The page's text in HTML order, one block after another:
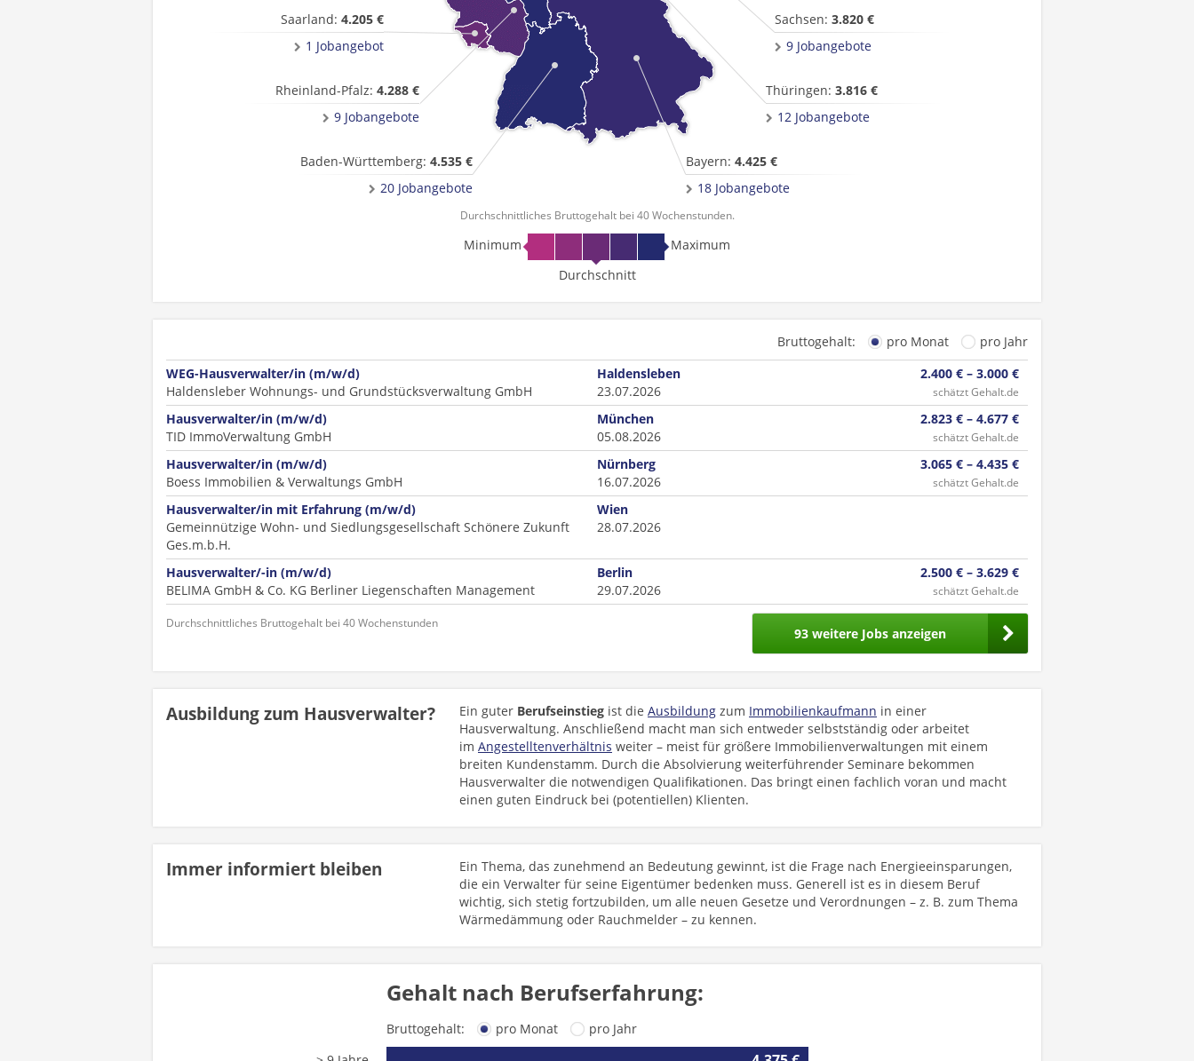
Baden-Württemberg: 4.535 €
20 Jobangebote
Bayern: 4.425 €
18 Jobangebote
Rheinland-Pfalz: 4.288 €
9 Jobangebote
Saarland: 4.205 €
1 Jobangebot
Sachsen: 3.820 €
9 Jobangebote
Thüringen: 3.816 €
12 Jobangebote
Durchschnittliches Bruttogehalt bei 40 Wochenstunden.
Minimum
Maximum
Durchschnitt
Bruttogehalt: pro Monat
pro Jahr
WEG-Hausverwalter/in (m/w/d)
Haldensleber Wohnungs- und Grundstücksverwaltung GmbH
Haldensleben
23.07.2026
2.400 € – 3.000 €
schätzt Gehalt.de
Hausverwalter/in (m/w/d)
TID ImmoVerwaltung GmbH
München
05.08.2026
2.823 € – 4.677 €
schätzt Gehalt.de
Hausverwalter/in (m/w/d)
Boess Immobilien & Verwaltungs GmbH
Nürnberg
16.07.2026
3.065 € – 4.435 €
schätzt Gehalt.de
Hausverwalter/in mit Erfahrung (m/w/d)
Gemeinnützige Wohn- und Siedlungsgesellschaft Schönere Zukunft
Ges.m.b.H.
Wien
28.07.2026
Hausverwalter/-in (m/w/d)
BELIMA GmbH & Co. KG Berliner Liegenschaften Management
Berlin
29.07.2026
2.500 € – 3.629 €
schätzt Gehalt.de
Durchschnittliches Bruttogehalt bei 40 Wochenstunden
93 weitere Jobs anzeigen
Ausbildung zum Hausverwalter? Ein guter Berufseinstieg ist die Ausbildung zum Immobilienkaufmann in einer
Hausverwaltung. Anschließend macht man sich entweder selbstständig oder arbeitet
im Angestelltenverhältnis weiter – meist für größere Immobilienverwaltungen mit einem
breiten Kundenstamm. Durch die Absolvierung weiterführender Seminare bekommen
Hausverwalter die notwendigen Qualifikationen. Das bringt einen fachlich voran und macht
einen guten Eindruck bei (potentiellen) Klienten.
Immer informiert bleiben
Ein Thema, das zunehmend an Bedeutung gewinnt, ist die Frage nach Energieeinsparungen,
die ein Verwalter für seine Eigentümer bedenken muss. Generell ist es in diesem Beruf
wichtig, sich stetig fortzubilden, um alle neuen Gesetze und Verordnungen – z. B. zum Thema
Wärmedämmung oder Rauchmelder – zu kennen.
Gehalt nach Berufserfahrung:
Bruttogehalt: pro Monat
pro Jahr